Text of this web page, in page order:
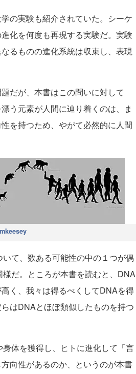
の実験も紹介されていた。シーケ
化を何度も再現する実験だ。実験
るものの進化系統は収束し、表現
だが、本書はこの問いに対して
う元素が人間に辿り着くのは、ま
を持つため、やがて必然的に人間
て、数ある可能性の中の１つが偶
だ。ところが本書を読むと、DNA
く、我々は得るべくしてDNAを得
はDNAとほぼ類似したものを持つ
体を獲得し、ヒトに進化して「言
向性があるのか、というのが本書